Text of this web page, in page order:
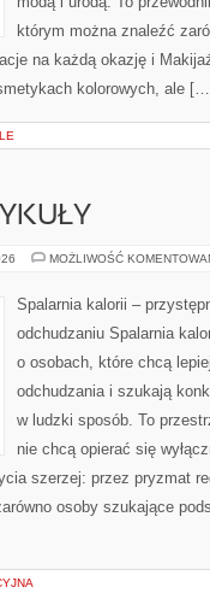
którym można znaleźć
na każdą okazję i
kolorowych, ale
MOŻLIWOŚĆ
Spalarnia kalorii –
odchudzaniu Spalarnia
o osobach, które chcą
odchudzania i szukają
w ludzki sposób. To
nie chcą opierać się
szerzej: przez pryzmat
osoby szukające